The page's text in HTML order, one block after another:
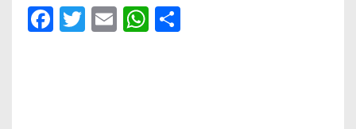
F
a
T
w
E
m
W
h